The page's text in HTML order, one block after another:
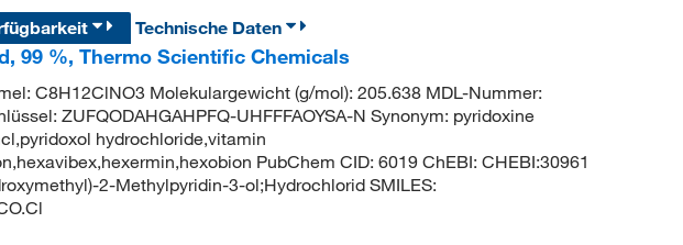
Technische Daten
99 %, Thermo Scientific Chemicals
C8H12ClNO3 Molekulargewicht (g/mol): 205.638 MDL-Nummer:
ZUFQODAHGAHPFQ-UHFFFAOYSA-N Synonym: pyridoxine
hydrochloride,vitamin
PubChem CID: 6019 ChEBI: CHEBI:30961
2-Methylpyridin-3-ol;Hydrochlorid SMILES: